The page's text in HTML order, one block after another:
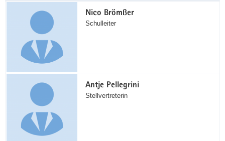
Nico Brömßer
Schulleiter
Antje Pellegrini
Stellvertreterin